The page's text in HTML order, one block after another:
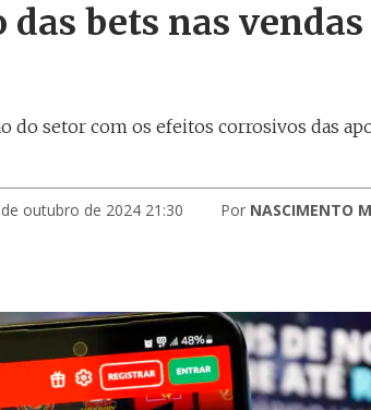
bets nas vendas
do setor com os efeitos corrosivos das
outubro de 2024 21:30 Por NASCIMENTO